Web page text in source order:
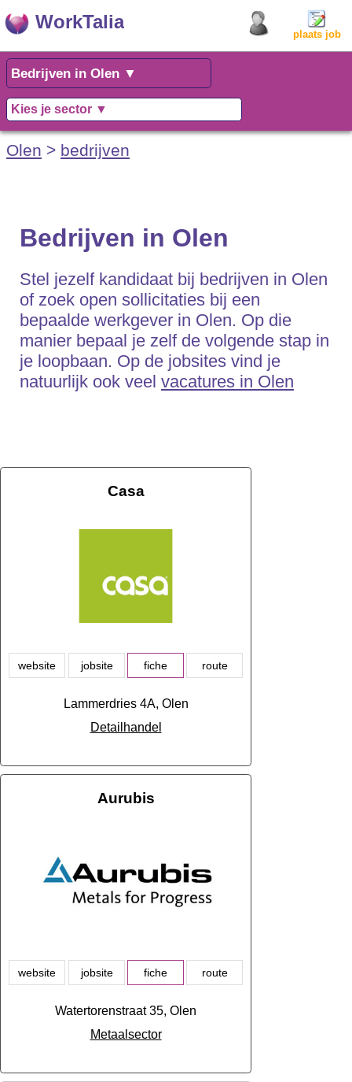
WorkTalia
plaats job
Olen > bedrijven
Bedrijven in Olen
Stel jezelf kandidaat bij bedrijven in Olen
of zoek open sollicitaties bij een
bepaalde werkgever in Olen. Op die
manier bepaal je zelf de volgende stap in
je loopbaan. Op de jobsites vind je
natuurlijk ook veel vacatures in Olen
Casa
website jobsite fiche route
Lammerdries 4A, Olen
Detailhandel
Aurubis
website jobsite fiche route
Watertorenstraat 35, Olen
Metaalsector